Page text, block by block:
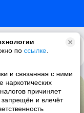
по ссылке
и связанная с ними
причиняет
и влечёт
hop / gangsta rap